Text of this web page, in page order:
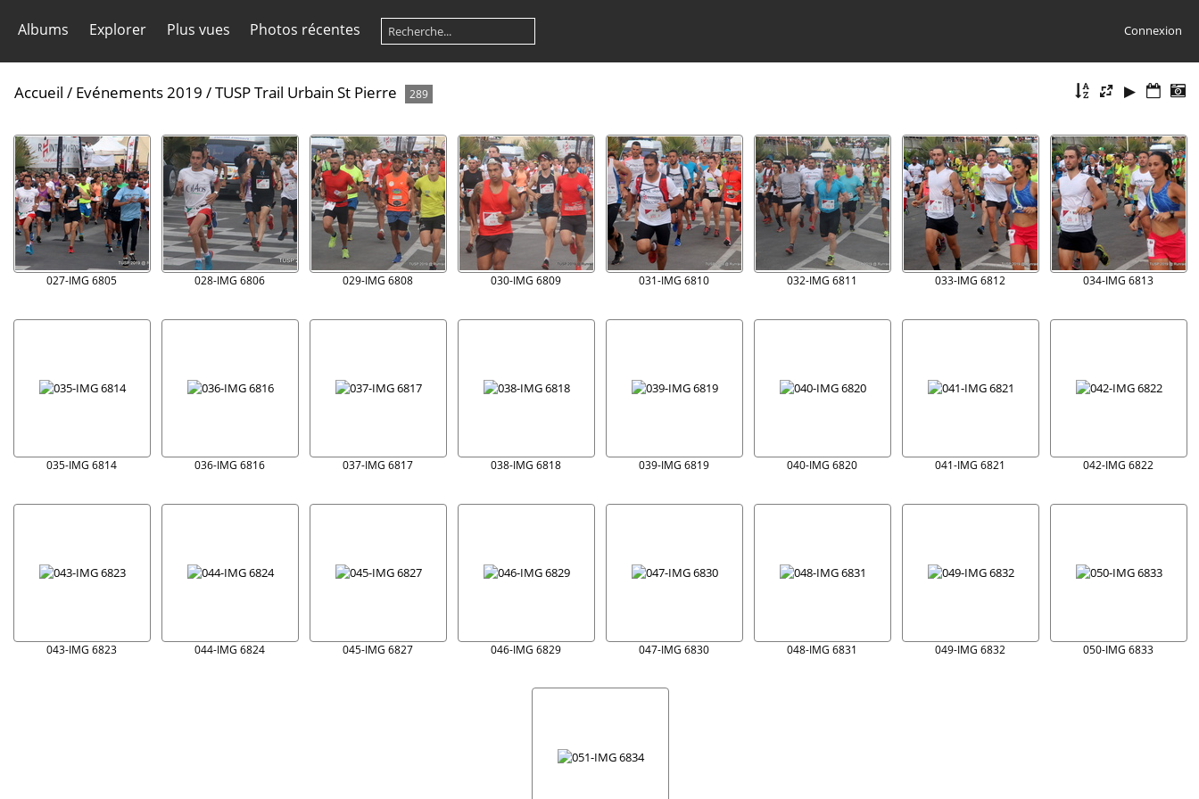
Albums Explorer Plus vues Photos récentes Connexion
Accueil / Evénements 2019 /TUSP Trail Urbain St Pierre 289
027-IMG 6805 028-IMG 6806 029-IMG 6808 030-IMG 6809 031-IMG 6810 032-IMG 6811 033-IMG 6812 034-IMG 6813
035-IMG 6814 036-IMG 6816 037-IMG 6817 038-IMG 6818 039-IMG 6819 040-IMG 6820 041-IMG 6821 042-IMG 6822
043-IMG 6823 044-IMG 6824 045-IMG 6827 046-IMG 6829 047-IMG 6830 048-IMG 6831 049-IMG 6832 050-IMG 6833